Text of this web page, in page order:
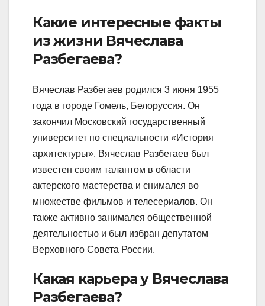
Какие интересные факты
из жизни Вячеслава
Разбегаева?
Вячеслав Разбегаев родился 3 июня 1955
года в городе Гомель, Белоруссия. Он
закончил Московский государственный
университет по специальности «История
архитектуры». Вячеслав Разбегаев был
известен своим талантом в области
актерского мастерства и снимался во
множестве фильмов и телесериалов. Он
также активно занимался общественной
деятельностью и был избран депутатом
Верховного Совета России.
Какая карьера у Вячеслава
Разбегаева?